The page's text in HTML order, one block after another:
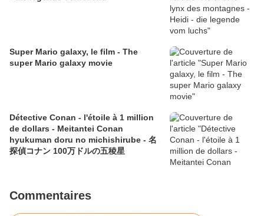
Super Mario galaxy, le film - The
super Mario galaxy movie
Détective Conan - l'étoile à 1 million
de dollars - Meitantei Conan
hyukuman doru no michishirube - 名
探偵コナン 100万ドルの五稜星
Commentaires